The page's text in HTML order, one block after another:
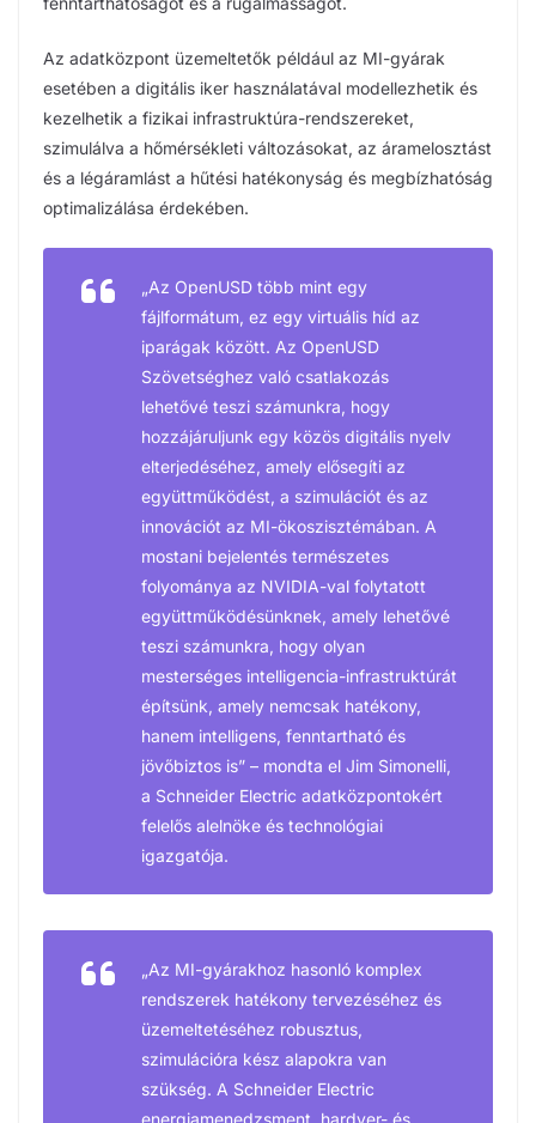
Az adatközpont üzemeltetők például az MI-gyárak
esetében a digitális iker használatával modellezhetik és
kezelhetik a fizikai infrastruktúra-rendszereket,
szimulálva a hőmérsékleti változásokat, az áramelosztást
és a légáramlást a hűtési hatékonyság és megbízhatóság
optimalizálása érdekében.
„Az OpenUSD több mint egy
fájlformátum, ez egy virtuális híd az
iparágak között. Az OpenUSD
Szövetséghez való csatlakozás
lehetővé teszi számunkra, hogy
hozzájáruljunk egy közös digitális nyelv
elterjedéséhez, amely elősegíti az
együttműködést, a szimulációt és az
innovációt az MI-ökoszisztémában. A
mostani bejelentés természetes
folyománya az NVIDIA-val folytatott
együttműködésünknek, amely lehetővé
teszi számunkra, hogy olyan
mesterséges intelligencia-infrastruktúrát
építsünk, amely nemcsak hatékony,
hanem intelligens, fenntartható és
jövőbiztos is” – mondta el Jim Simonelli,
a Schneider Electric adatközpontokért
felelős alelnöke és technológiai
igazgatója.
„Az MI-gyárakhoz hasonló komplex
rendszerek hatékony tervezéséhez és
üzemeltetéséhez robusztus,
szimulációra kész alapokra van
szükség. A Schneider Electric
energiamenedzsment, hardver- és